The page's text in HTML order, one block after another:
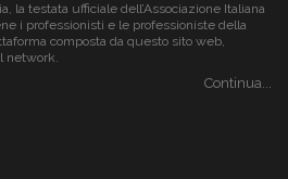
la testata ufficiale dell’Associazione Italiana
i professionisti e le professioniste della
composta da questo sito web,
network.
Continua...